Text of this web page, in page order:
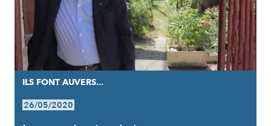
ILS FONT AUVERS...
26/05/2020